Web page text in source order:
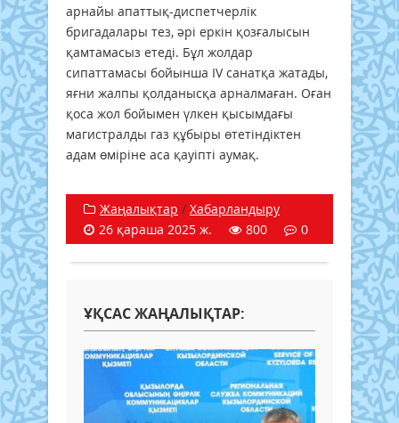
арнайы апаттық-диспетчерлік
бригадалары тез, әрі еркін қозғалысын
қамтамасыз етеді. Бұл жолдар
сипаттамасы бойынша IV санатқа жатады,
яғни жалпы қолданысқа арналмаған. Оған
қоса жол бойымен үлкен қысымдағы
магистралды газ құбыры өтетіндіктен
адам өміріне аса қауіпті аумақ.
Жаңалықтар / Хабарландыру
26 қараша 2025 ж.
800 0
ҰҚСАС ЖАҢАЛЫҚТАР: